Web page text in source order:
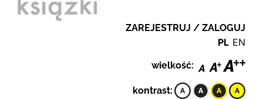
ZAREJESTRUJ / ZALOGUJ
PL EN
wielkość:
kontrast: